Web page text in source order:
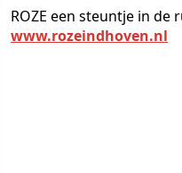
ROZE een steuntje in de
www.rozeindhoven.nl